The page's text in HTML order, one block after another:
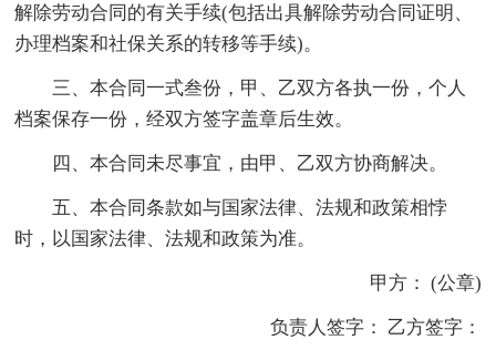
解除劳动合同的有关手续(包括出具解除劳动合同证明、
办理档案和社保关系的转移等手续)。
三、本合同一式叁份，甲、乙双方各执一份，个人
档案保存一份，经双方签字盖章后生效。
四、本合同未尽事宜，由甲、乙双方协商解决。
五、本合同条款如与国家法律、法规和政策相悖
时，以国家法律、法规和政策为准。
甲方： (公章)
负责人签字： 乙方签字：